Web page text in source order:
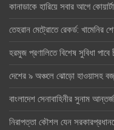
কানাডাকে হারিয়ে সবার আগে
তেহরান মেট্রোতে রেকর্ড: খামেনির
হরমুজ প্রণালিতে বিশেষ সুবিধা
দেশের ৯ অঞ্চলে ঝোড়ো হাওয়াসহ
বাংলাদেশ সেনাবাহিনীর সুনাম
নিরাপত্তা কৌশল যেন